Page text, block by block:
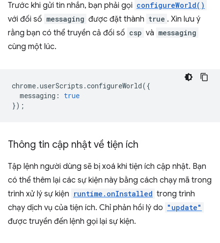
Trước khi gửi tin nhắn, bạn phải gọi configureWorld()
với đối số messaging được đặt thành true . Xin lưu ý
rằng bạn có thể truyền cả đối số csp và messaging
cùng một lúc.
chrome.userScripts .configureWorld({
messaging :
true
});
Thông tin cập nhật về tiện ích
Tập lệnh người dùng sẽ bị xoá khi tiện ích cập nhật. Bạn
có thể thêm lại các sự kiện này bằng cách chạy mã trong
trình xử lý sự kiện runtime.onInstalled trong trình
chạy dịch vụ của tiện ích. Chỉ phản hồi lý do "update"
được truyền đến lệnh gọi lại sự kiện.